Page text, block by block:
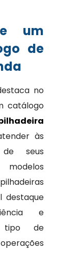
um
de
no
catálogo
às
de seus
destaque
e
tipo de